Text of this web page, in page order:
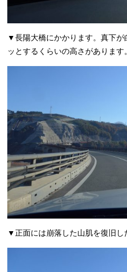
▼長陽大橋にかかります。真下が
ッとするくらいの高さがあります
▼正面には崩落した山肌を復旧し